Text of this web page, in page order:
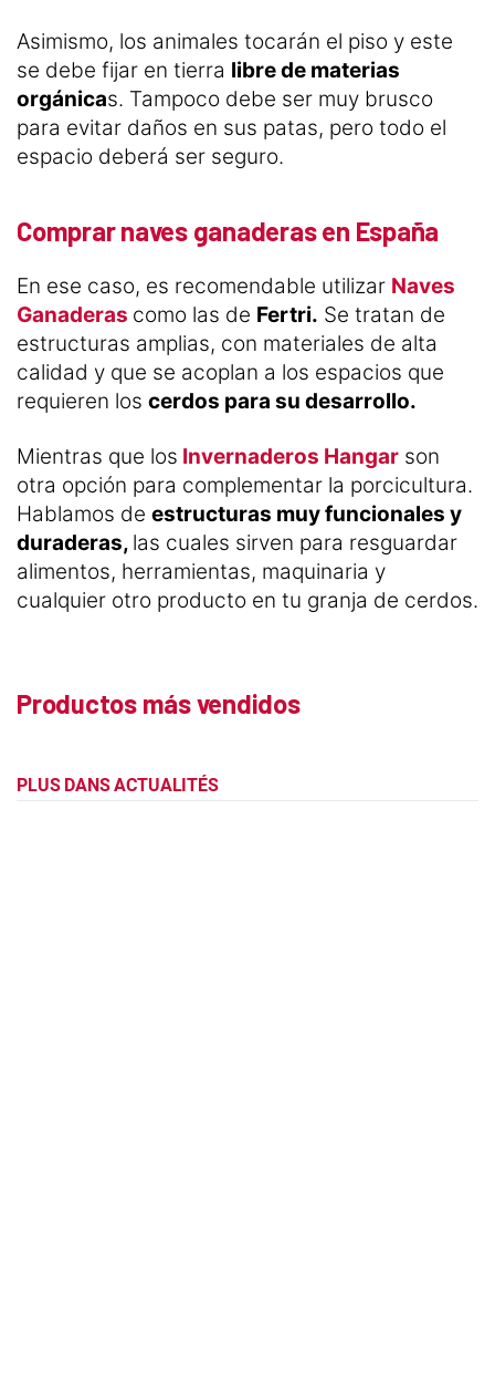
Asimismo, los animales tocarán el piso y este
se debe fijar en tierra libre de materias
orgánicas. Tampoco debe ser muy brusco
para evitar daños en sus patas, pero todo el
espacio deberá ser seguro.
Comprar naves ganaderas en España
En ese caso, es recomendable utilizar Naves
Ganaderas como las de Fertri. Se tratan de
estructuras amplias, con materiales de alta
calidad y que se acoplan a los espacios que
requieren los cerdos para su desarrollo.
Mientras que los Invernaderos Hangar son
otra opción para complementar la porcicultura.
Hablamos de estructuras muy funcionales y
duraderas, las cuales sirven para resguardar
alimentos, herramientas, maquinaria y
cualquier otro producto en tu granja de cerdos.
Productos más vendidos
PLUS DANS ACTUALITÉS